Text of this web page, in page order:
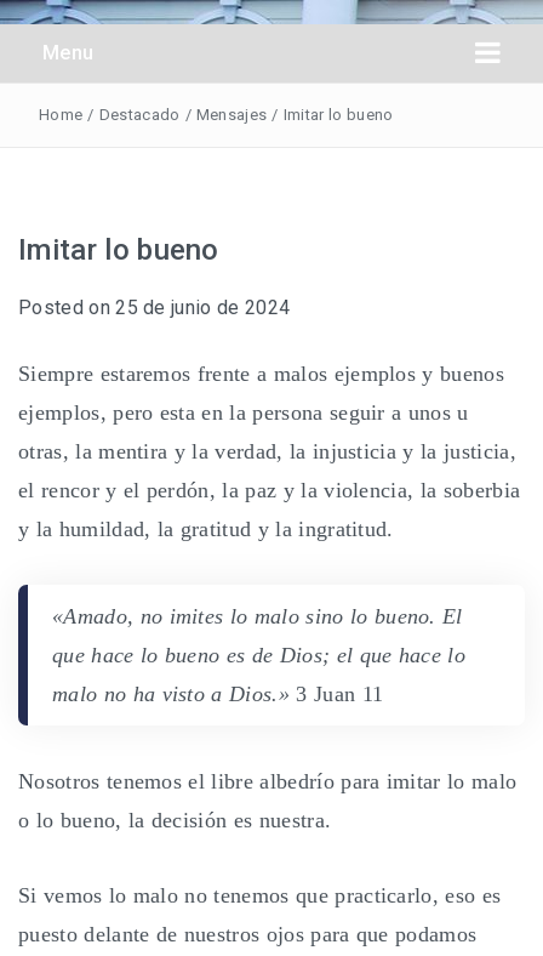
Obreros Universal
Menu
Home / Destacado / Mensajes / Imitar lo bueno
Imitar lo bueno
Posted on25 de junio de 2024
Siempre estaremos frente a malos ejemplos y buenos
ejemplos, pero esta en la persona seguir a unos u
otras, la mentira y la verdad, la injusticia y la justicia,
el rencor y el perdón, la paz y la violencia, la soberbia
y la humildad, la gratitud y la ingratitud.
«Amado, no imites lo malo sino lo bueno. El
que hace lo bueno es de Dios; el que hace lo
malo no ha visto a Dios.» 3 Juan 11
Nosotros tenemos el libre albedrío para imitar lo malo
o lo bueno, la decisión es nuestra.
Si vemos lo malo no tenemos que practicarlo, eso es
puesto delante de nuestros ojos para que podamos